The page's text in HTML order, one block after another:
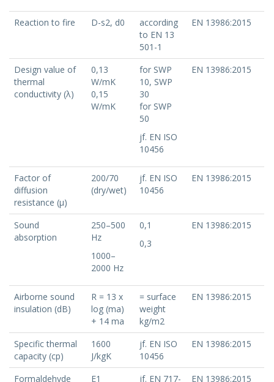
Reaction to fire D-s2, d0
according
to EN 13
501-1
EN 13986:2015
Design value of
thermal
conductivity (λ)
0,13
W/mK
0,15
W/mK
for SWP
10, SWP
30
for SWP
50
jf. EN ISO
10456
EN 13986:2015
Factor of
diffusion
resistance (μ)
200/70
(dry/wet)
jf. EN ISO
10456
EN 13986:2015
Sound
absorption
250–500
Hz
1000–
2000 Hz
0,1
0,3
EN 13986:2015
Airborne sound
insulation (dB)
R = 13 x
log (ma)
+ 14 ma
= surface
weight
kg/m2
EN 13986:2015
Specific thermal
capacity (cp)
1600
J/kgK
jf. EN ISO
10456
EN 13986:2015
Formaldehyde
E1
jf. EN 717-
EN 13986:2015